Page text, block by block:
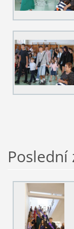
Poslední